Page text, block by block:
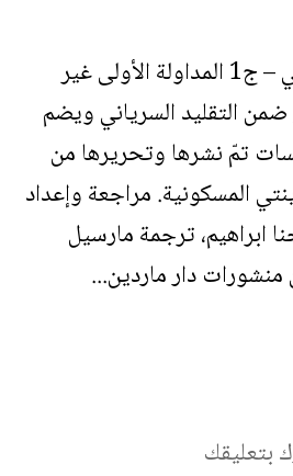
كتاب الحوار السرياني – ج1 المداولة الأولى غير
التقليد السرياني ويضم
تمّ نشرها وتحريرها من
المسكونية. مراجعة وإعداد
ابراهيم، ترجمة مارسيل
دار ماردين...
بتعليقك